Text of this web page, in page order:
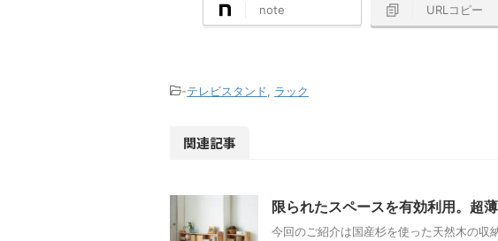
note URLコピー
-テレビスタンド ラック
関連記事
限られたスペースを有効利用。超
今回のご紹介は国産杉を使った天然木の収